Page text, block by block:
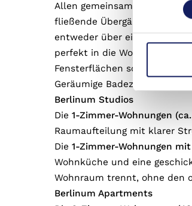
Allen gemeinsam sind
fließende Übergänge
entweder über einen Balkon
perfekt in die Wohnbereiche
Fensterflächen sorgen für
Geräumige Badezimmer
Berlinum Studios
Die1-Zimmer-Wohnungen
Raumaufteilung mit klarer
Die1-Zimmer-Wohnungen
Wohnküche und eine
Wohnraum trennt, ohne den
Berlinum Apartments